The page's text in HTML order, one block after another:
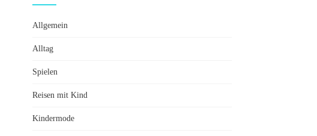
Allgemein
Alltag
Spielen
Reisen mit Kind
Kindermode